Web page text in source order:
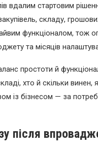
вдалим стартовим
складу,
функціоналом, тож
та місяців
простоти й
хто й скільки
із бізнесом — за
після